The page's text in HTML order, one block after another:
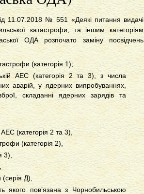
11.07.2018 № 551 «Деякі питання видачі
катастрофи, та іншим категоріям
ОДА розпочато заміну посвідчень
(категорія 1);
АЕС (категорія 2 та 3), з числа
аварій, у ядерних випробуваннях,
складанні ядерних зарядів та
АЕС (категорія 2 та 3),
(категорія 2),
3),
Д),
якого пов’язана з Чорнобильською